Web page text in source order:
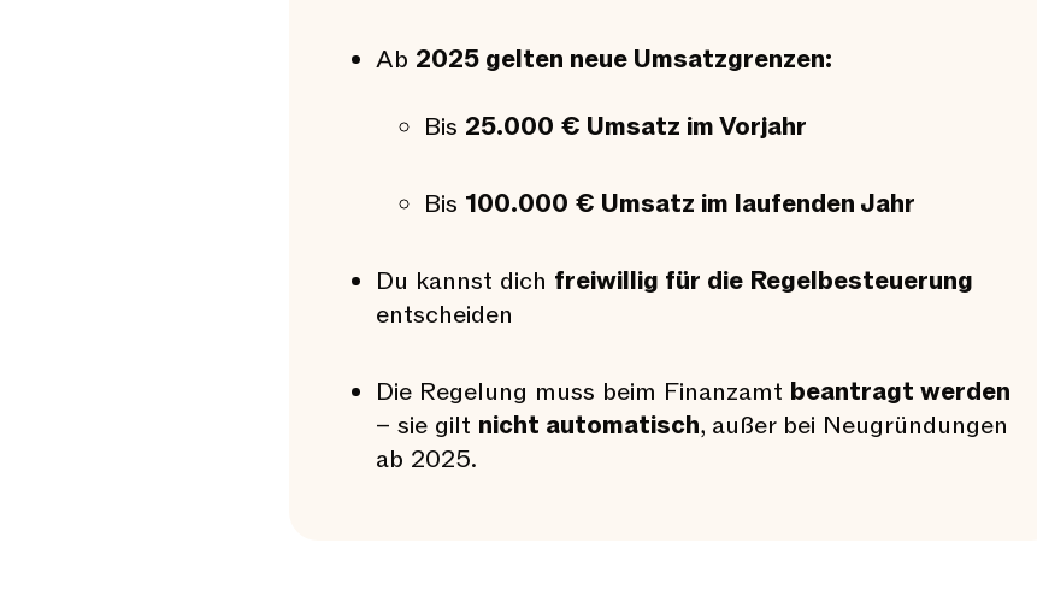
Ab 2025 gelten neue Umsatzgrenzen:
Bis 25.000 € Umsatz im Vorjahr
Bis 100.000 € Umsatz im laufenden Jahr
Du kannst dich freiwillig für die Regelbesteuerung
entscheiden
Die Regelung muss beim Finanzamt beantragt werden
– sie gilt nicht automatisch, außer bei Neugründungen
ab 2025.